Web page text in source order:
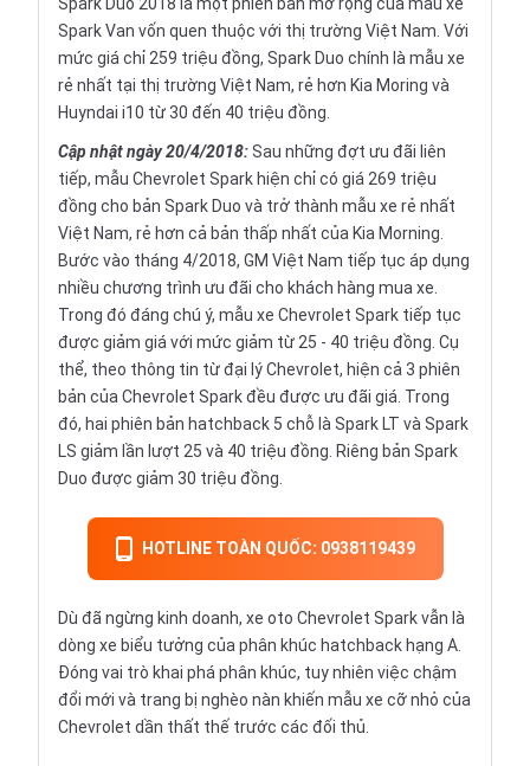
Spark Duo 2018 là một phiên bản mở rộng của mẫu xe
Spark Van vốn quen thuộc với thị trường Việt Nam. Với
mức giá chỉ 259 triệu đồng, Spark Duo chính là mẫu xe
rẻ nhất tại thị trường Việt Nam, rẻ hơn Kia Moring và
Huyndai i10 từ 30 đến 40 triệu đồng.
Cập nhật ngày 20/4/2018:Sau những đợt ưu đãi liên
tiếp, mẫu Chevrolet Spark hiện chỉ có giá 269 triệu
đồng cho bản Spark Duo và trở thành mẫu xe rẻ nhất
Việt Nam, rẻ hơn cả bản thấp nhất của Kia Morning.
Bước vào tháng 4/2018, GM Việt Nam tiếp tục áp dụng
nhiều chương trình ưu đãi cho khách hàng mua xe.
Trong đó đáng chú ý, mẫu xe Chevrolet Spark tiếp tục
được giảm giá với mức giảm từ 25 - 40 triệu đồng. Cụ
thể, theo thông tin từ đại lý Chevrolet, hiện cả 3 phiên
bản của Chevrolet Spark đều được ưu đãi giá. Trong
đó, hai phiên bản hatchback 5 chỗ là Spark LT và Spark
LS giảm lần lượt 25 và 40 triệu đồng. Riêng bản Spark
Duo được giảm 30 triệu đồng.
HOTLINE TOÀN QUỐC: 0938119439
Dù đã ngừng kinh doanh, xe oto Chevrolet Spark vẫn là
dòng xe biểu tưởng của phân khúc hatchback hạng A.
Đóng vai trò khai phá phân khúc, tuy nhiên việc chậm
đổi mới và trang bị nghèo nàn khiến mẫu xe cỡ nhỏ của
Chevrolet dần thất thế trước các đối thủ.